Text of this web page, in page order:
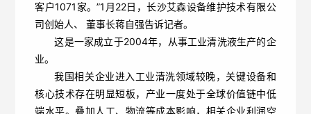
客户1071家。”1月22日，长沙艾森设备维护技术有限公
司创始人、 董事长蒋自强告诉记者。
这是一家成立于2004年，从事工业清洗液生产的企
业。
我国相关企业进入工业清洗领域较晚，关键设备和
核心技术存在明显短板，产业一度处于全球价值链中低
端水平。叠加人工、物流等成本影响，相关企业利润空